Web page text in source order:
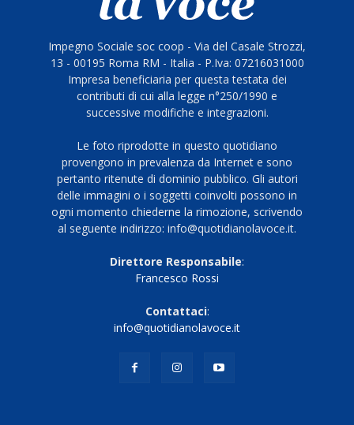
Impegno Sociale soc coop - Via del Casale Strozzi,
13 - 00195 Roma RM - Italia - P.Iva: 07216031000
Impresa beneficiaria per questa testata dei
contributi di cui alla legge n°250/1990 e
successive modifiche e integrazioni.
Le foto riprodotte in questo quotidiano
provengono in prevalenza da Internet e sono
pertanto ritenute di dominio pubblico. Gli autori
delle immagini o i soggetti coinvolti possono in
ogni momento chiederne la rimozione, scrivendo
al seguente indirizzo: info@quotidianolavoce.it.
Direttore Responsabile:
Francesco Rossi
Contattaci:
info@quotidianolavoce.it